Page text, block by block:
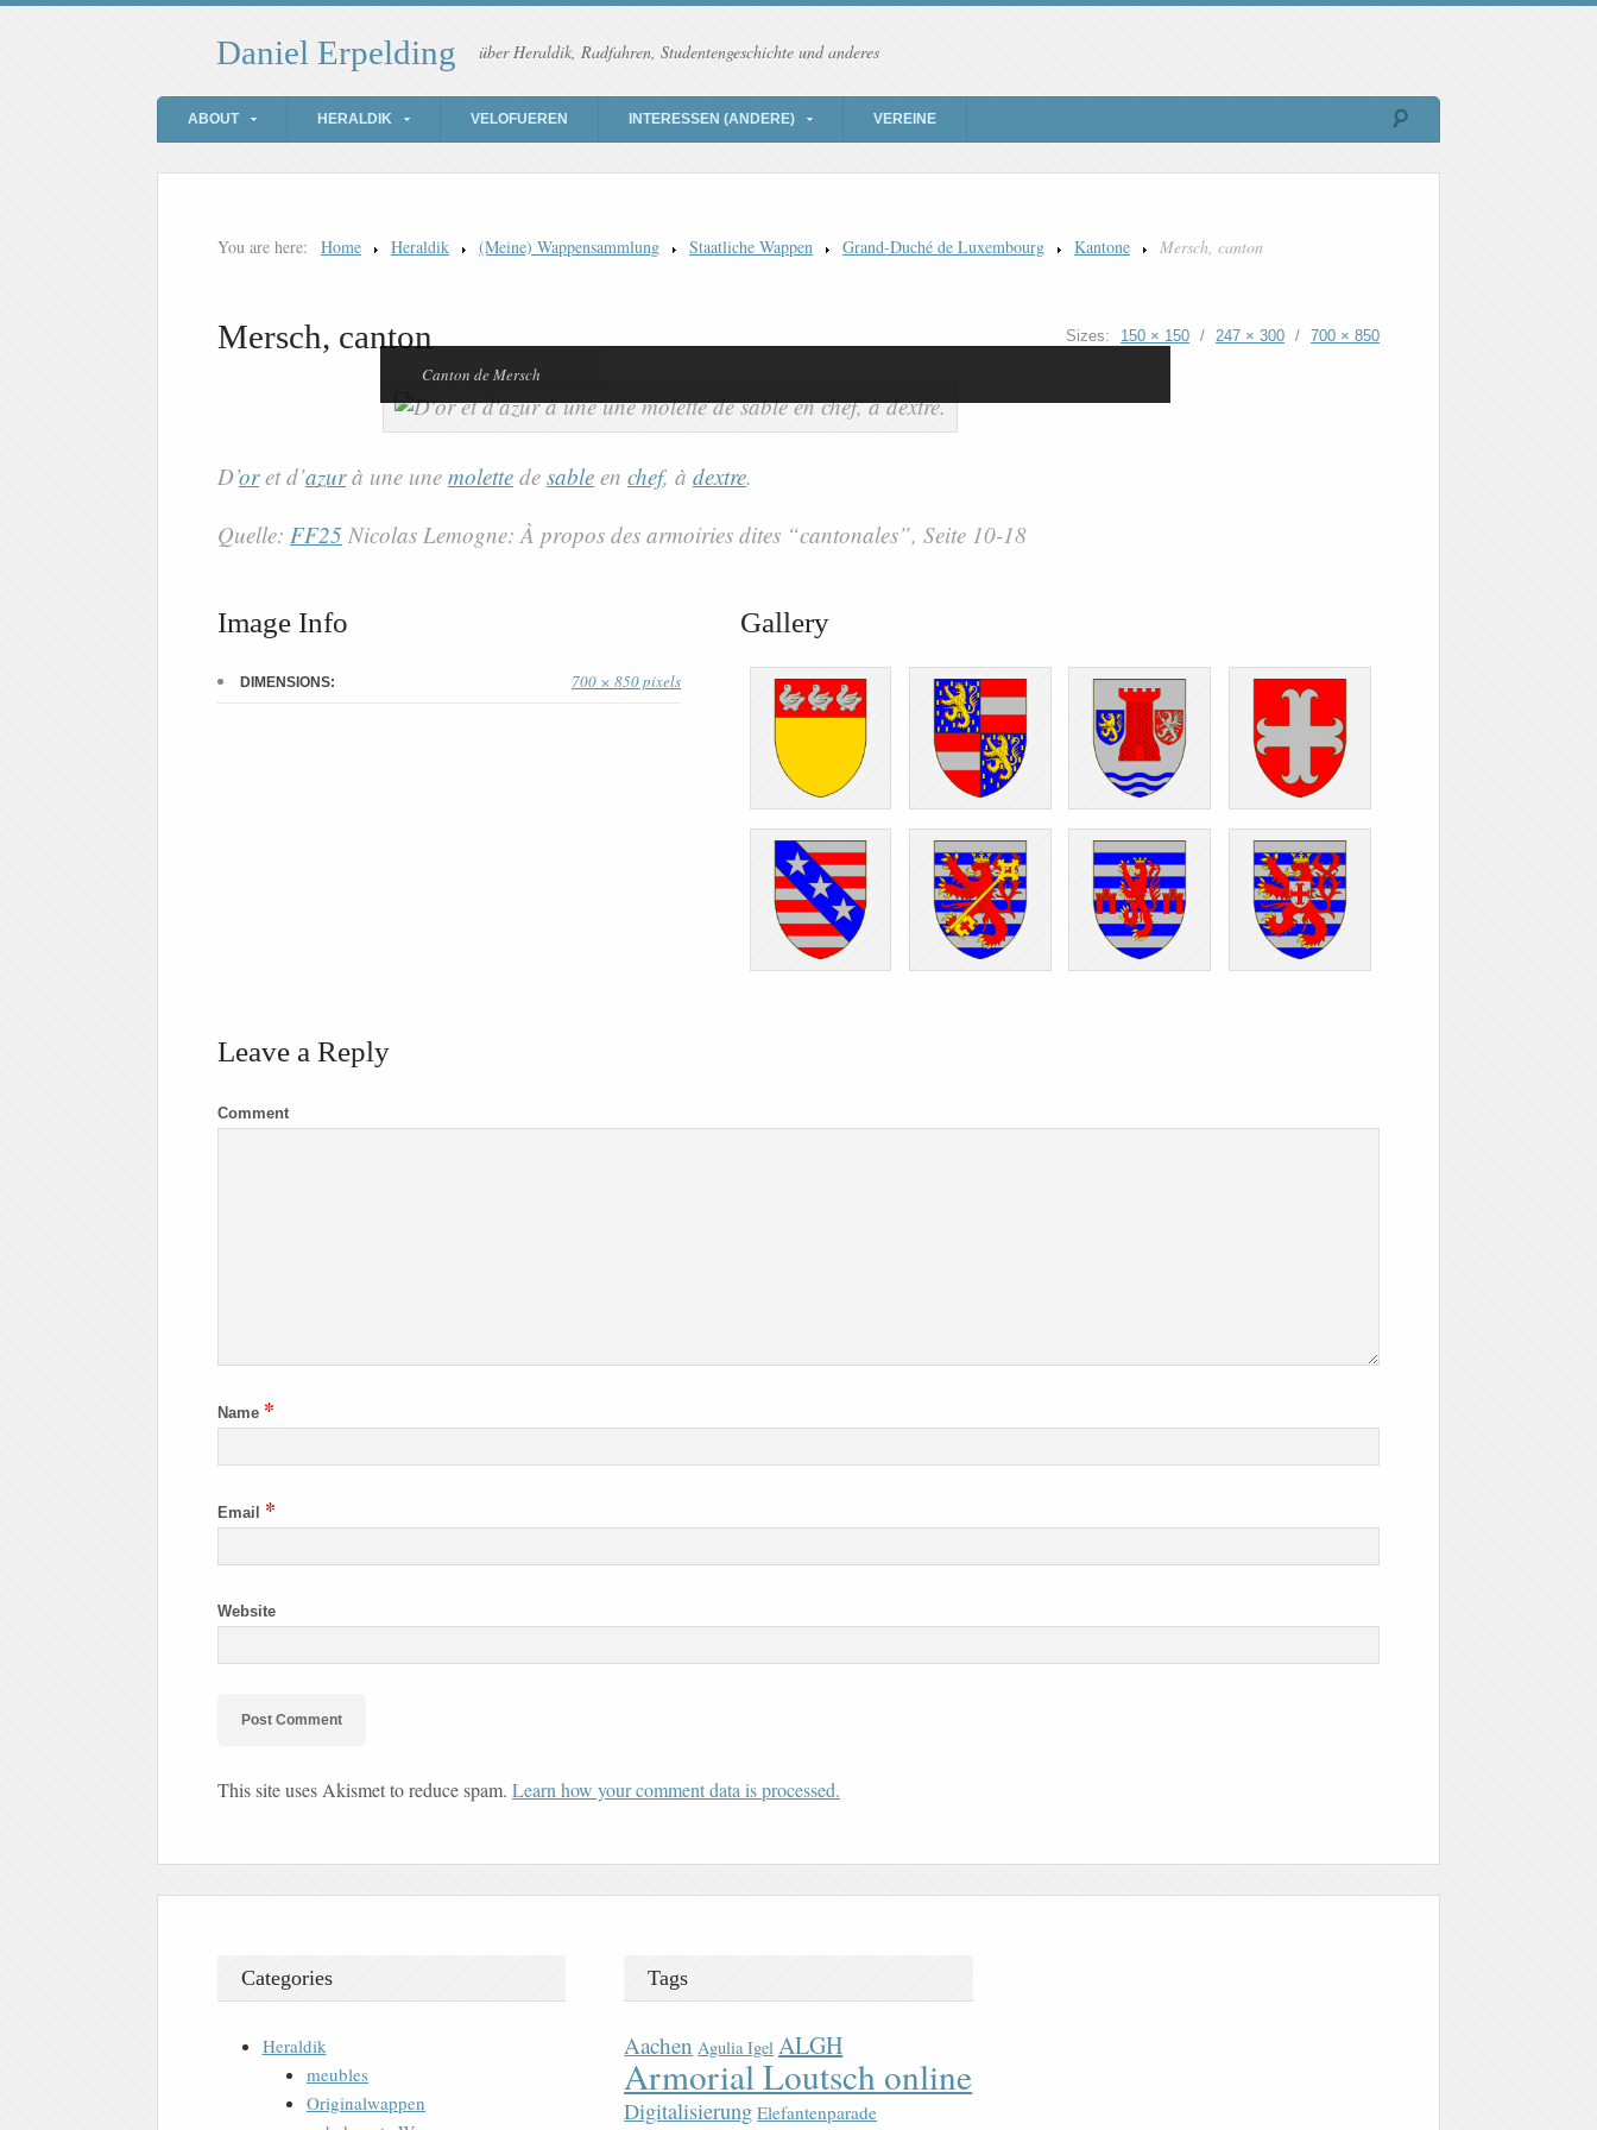
Daniel Erpelding über Heraldik, Radfahren, Studentengeschichte und anderes
ABOUT HERALDIK VELOFUEREN INTERESSEN (ANDERE) VEREINE
You are here: Home Heraldik (Meine) Wappensammlung Staatliche Wappen Grand-Duché de Luxembourg Kantone Mersch, canton
Mersch, canton Sizes: 150 × 150 / 247 × 300 / 700 × 850
Canton de Mersch
D’oret d’azurà une une molette de sable en chef, à dextre.
Quelle: FF25 Nicolas Lemogne: À propos des armoiries dites “cantonales”, Seite 10-18
Image Info
DIMENSIONS: 700 × 850 pixels
Gallery
Leave a Reply
Comment
Name *
Email *
Website
This site uses Akismet to reduce spam. Learn how your comment data is processed.
Categories
Heraldik
meubles
Originalwappen
Tags
Aachen Agulia Igel ALGH
Armorial Loutsch online
Digitalisierung Elefantenparade